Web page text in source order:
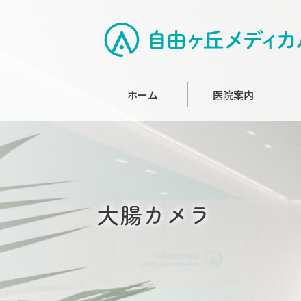
ホーム 医院案内
大腸カメラ